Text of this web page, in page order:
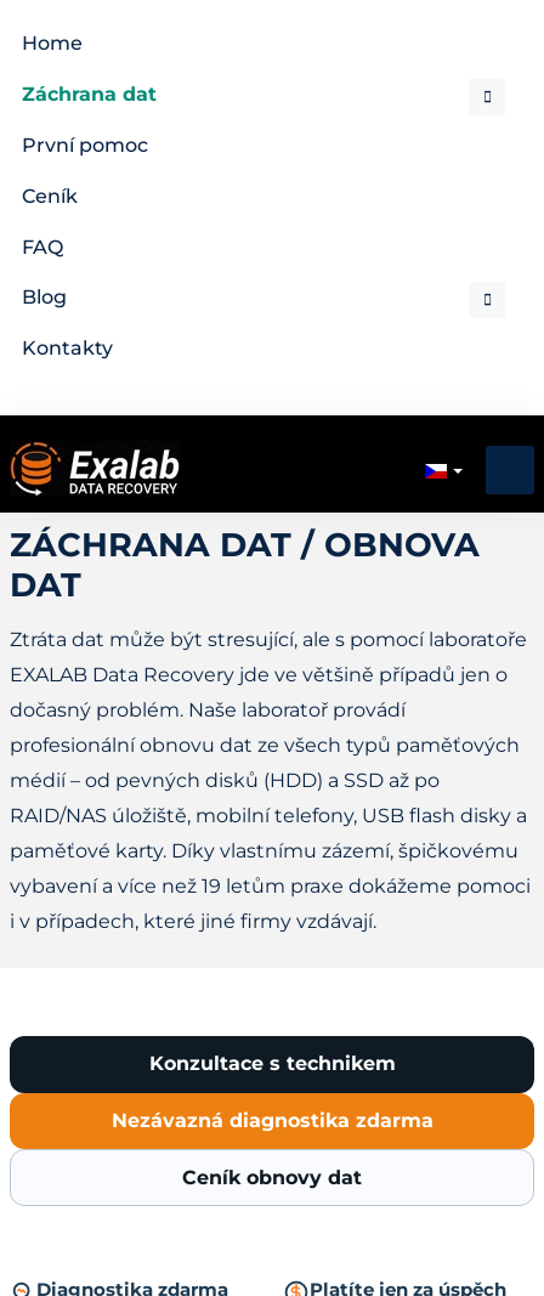
Home
Záchrana dat
První pomoc
Ceník
FAQ
Blog
Kontakty
ZÁCHRANA DAT / OBNOVA
DAT
Ztráta dat může být stresující, ale s pomocí laboratoře
EXALAB Data Recovery jde ve většině případů jen o
dočasný problém. Naše laboratoř provádí
profesionální obnovu dat ze všech typů paměťových
médií – od pevných disků (HDD) a SSD až po
RAID/NAS úložiště, mobilní telefony, USB flash disky a
paměťové karty. Díky vlastnímu zázemí, špičkovému
vybavení a více než 19 letům praxe dokážeme pomoci
i v případech, které jiné firmy vzdávají.
Konzultace s technikem
Nezávazná diagnostika zdarma
Ceník obnovy dat
Diagnostika zdarma Platíte jen za úspěch